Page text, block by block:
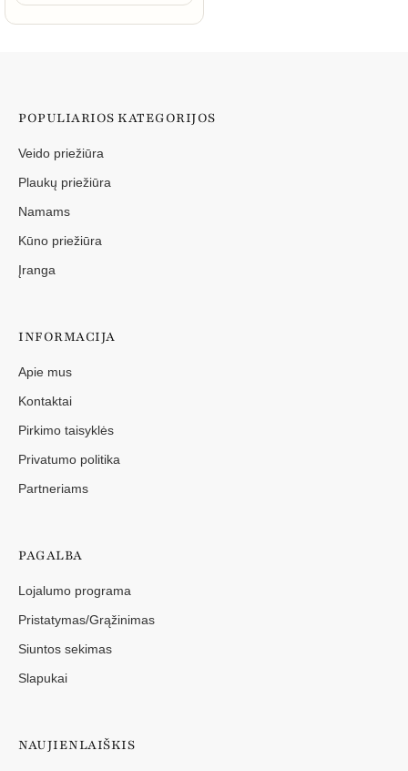
POPULIARIOS KATEGORIJOS
Veido priežiūra
Plaukų priežiūra
Namams
Kūno priežiūra
Įranga
INFORMACIJA
Apie mus
Kontaktai
Pirkimo taisyklės
Privatumo politika
Partneriams
PAGALBA
Lojalumo programa
Pristatymas/Grąžinimas
Siuntos sekimas
Slapukai
NAUJIENLAIŠKIS